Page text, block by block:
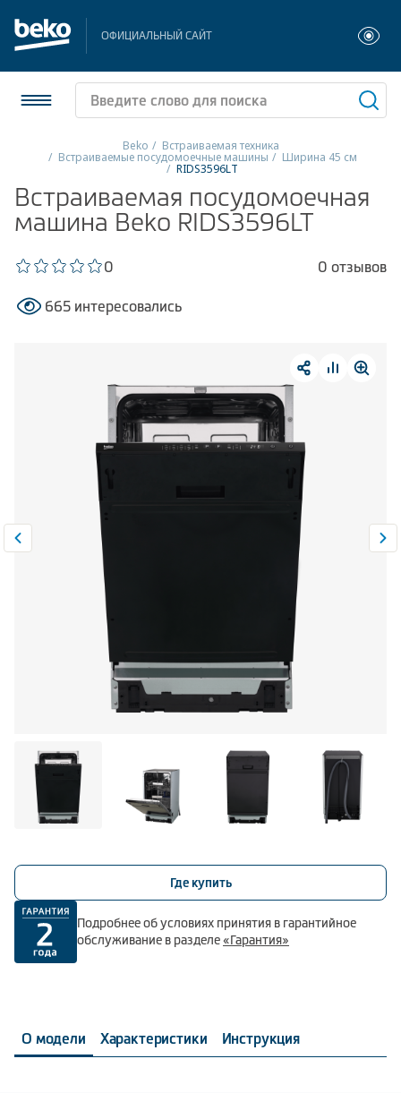
ОФИЦИАЛЬНЫЙ САЙТ
Стиральные и сушильные машины
Посудомоечные машины
Плиты
Климатическая техника
Beko Встраиваемая техника
Встраиваемые посудомоечные машины Ширина 45 см
RIDS3596LT
Встраиваемая посудомоечная
машина Beko RIDS3596LT
0 0 отзывов
665 интересовались
Где купить
Подробнее об условиях принятия в гарантийное
обслуживание в разделе«Гарантия»
О модели Характеристики Инструкция